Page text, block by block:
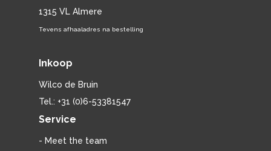
1315 VL Almere
Tevens afhaaladres na bestelling
Inkoop
Wilco de Bruin
Tel.: +31 (0)6-53381547
Service
- Meet the team